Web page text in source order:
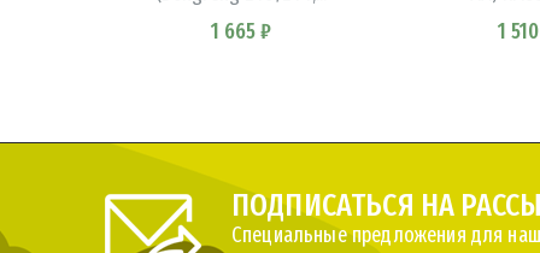
1 665 ₽ 1
ПОДПИСАТЬСЯ НА
Специальные предложения для